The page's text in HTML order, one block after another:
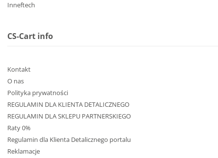
Inneftech
CS-Cart info
Kontakt
O nas
Polityka prywatności
REGULAMIN DLA KLIENTA DETALICZNEGO
REGULAMIN DLA SKLEPU PARTNERSKIEGO
Raty 0%
Regulamin dla Klienta Detalicznego portalu
Reklamacje